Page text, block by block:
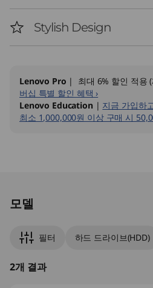
Stylish Design
Lenovo Pro | 최대 6% 할인 적용
버십 특별 할인 혜택 ›
Lenovo Education | 지금 가입하
최소 1,000,000원 이상 구매 시
모델
필터 하드 드라이브(HDD)
2개 결과